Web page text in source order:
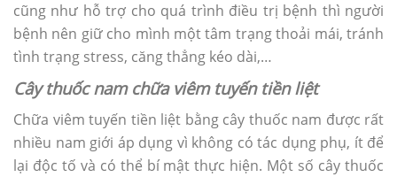
cũng như hỗ trợ cho quá trình điều trị bệnh thì người
bệnh nên giữ cho mình một tâm trạng thoải mái, tránh
tình trạng stress, căng thẳng kéo dài,…
Cây thuốc nam chữa viêm tuyến tiền liệt
Chữa viêm tuyến tiền liệt bằng cây thuốc nam được rất
nhiều nam giới áp dụng vì không có tác dụng phụ, ít để
lại độc tố và có thể bí mật thực hiện. Một số cây thuốc